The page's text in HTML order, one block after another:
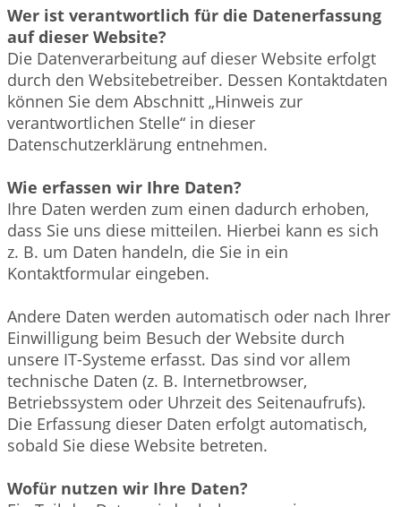
Wer ist verantwortlich für die Datenerfassung
auf dieser Website?
Die Datenverarbeitung auf dieser Website erfolgt
durch den Websitebetreiber. Dessen Kontaktdaten
können Sie dem Abschnitt „Hinweis zur
verantwortlichen Stelle“ in dieser
Datenschutzerklärung entnehmen.
Wie erfassen wir Ihre Daten?
Ihre Daten werden zum einen dadurch erhoben,
dass Sie uns diese mitteilen. Hierbei kann es sich
z. B. um Daten handeln, die Sie in ein
Kontaktformular eingeben.
Andere Daten werden automatisch oder nach Ihrer
Einwilligung beim Besuch der Website durch
unsere IT-Systeme erfasst. Das sind vor allem
technische Daten (z. B. Internetbrowser,
Betriebssystem oder Uhrzeit des Seitenaufrufs).
Die Erfassung dieser Daten erfolgt automatisch,
sobald Sie diese Website betreten.
Wofür nutzen wir Ihre Daten?